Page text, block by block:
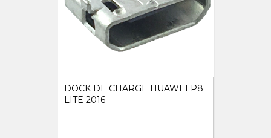
DOCK DE CHARGE HUAWEI P8
LITE 2016